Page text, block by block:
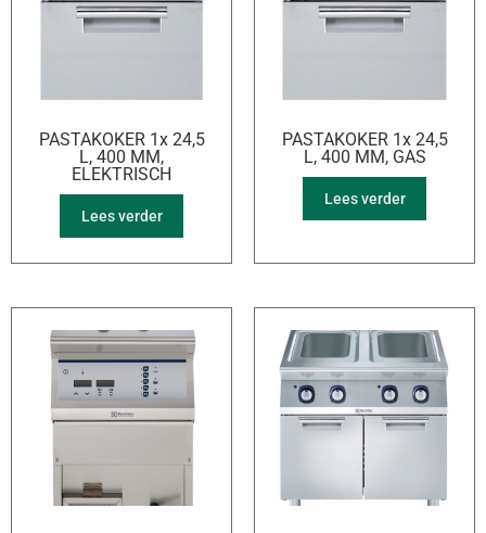
PASTAKOKER 1x 24,5
L, 400 MM,
ELEKTRISCH
Lees verder
PASTAKOKER 1x 24,5
L, 400 MM, GAS
Lees verder